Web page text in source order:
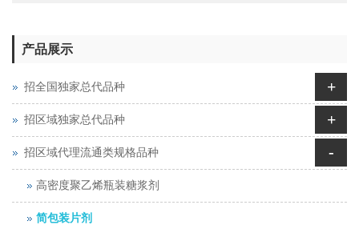
产品展示
招全国独家总代品种 +
招区域独家总代品种 +
招区域代理流通类规格品种 -
高密度聚乙烯瓶装糖浆剂
简包装片剂